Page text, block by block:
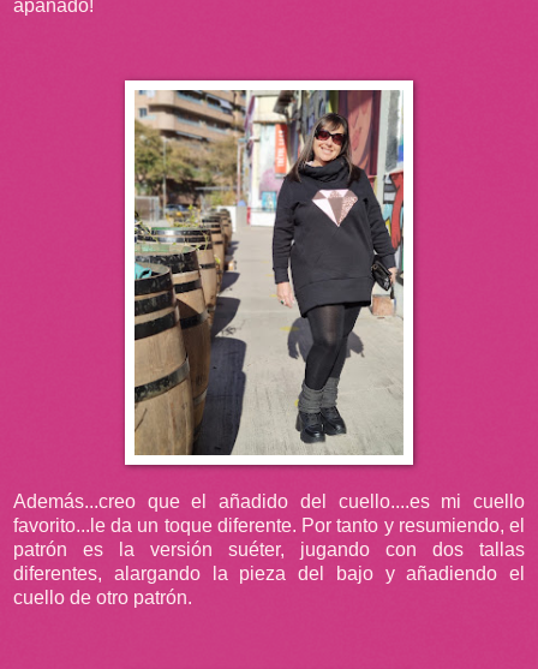
apañado!
Además...creo que el añadido del cuello....es mi cuello
favorito...le da un toque diferente. Por tanto y resumiendo, el
patrón es la versión suéter, jugando con dos tallas
diferentes, alargando la pieza del bajo y añadiendo el
cuello de otro patrón.